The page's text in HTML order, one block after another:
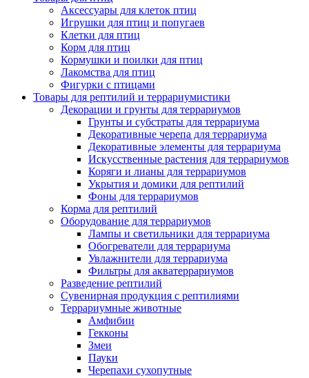
Аксессуары для клеток птиц
Игрушки для птиц и попугаев
Клетки для птиц
Корм для птиц
Кормушки и поилки для птиц
Лакомства для птиц
Фигурки с птицами
Товары для рептилий и террариумистики
Декорации и грунты для террариумов
Грунты и субстраты для террариума
Декоративные черепа для террариума
Декоративные элементы для террариума
Искусственные растения для террариумов
Коряги и лианы для террариумов
Укрытия и домики для рептилий
Фоны для террариумов
Корма для рептилий
Оборудование для террариумов
Лампы и светильники для террариума
Обогреватели для террариума
Увлажнители для террариума
Фильтры для акватеррариумов
Разведение рептилий
Сувенирная продукция с рептилиями
Террариумные животные
Амфибии
Гекконы
Змеи
Пауки
Черепахи сухопутные